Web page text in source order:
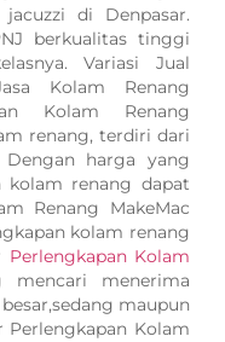
di Denpasar.
berkualitas tinggi
Variasi Jual
Kolam Renang
Kolam Renang
renang, terdiri dari
harga yang
kolam renang dapat
Renang MakeMac
kolam renang
Perlengkapan Kolam
mencari menerima
maupun
Kolam